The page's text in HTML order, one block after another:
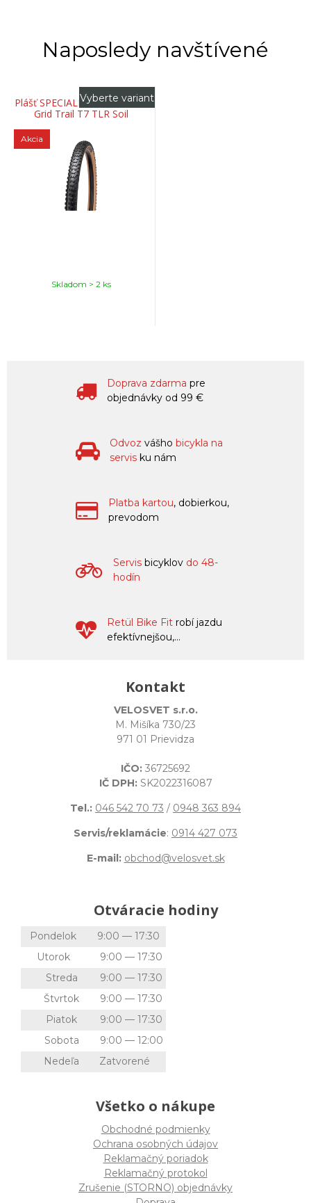
Naposledy navštívené
Plášť SPECIALIZED Eliminator
Grid Trail T7 TLR Soil
Akcia
Vyberte variant
Skladom > 2 ks
Doprava zdarma pre
objednávky od 99 €
Odvoz vášho bicykla na
servis ku nám
Platba kartou, dobierkou,
prevodom
Servis bicyklov do 48-
hodín
Retül Bike Fit robí jazdu
efektívnejšou,...
Kontakt
VELOSVET s.r.o.
M. Mišíka 730/23
971 01 Prievidza
IČO: 36725692
IČ DPH: SK2022316087
Tel.: 046 542 70 73 / 0948 363 894
Servis/reklamácie: 0914 427 073
E-mail: obchod@velosvet.sk
Otváracie hodiny
Pondelok
9:00 — 17:30
Utorok
9:00 — 17:30
Streda
9:00 — 17:30
Štvrtok
9:00 — 17:30
Piatok
9:00 — 17:30
Sobota
9:00 — 12:00
Nedeľa
Zatvorené
Všetko o nákupe
Obchodné podmienky
Ochrana osobných údajov
Reklamačný poriadok
Reklamačný protokol
Zrušenie (STORNO) objednávky